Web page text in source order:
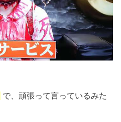
で、頑張って言っているみた